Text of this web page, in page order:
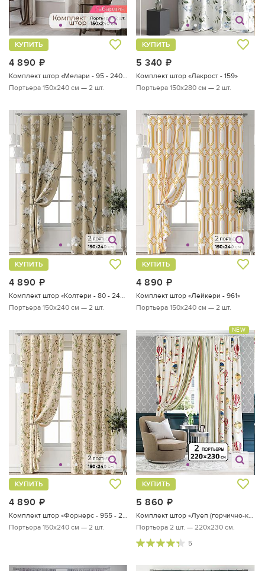
4 890
КУПИТЬ
Портьера 150х240 см — 2 шт.
5 340
КУПИТЬ
Комплект штор «Лакрост - 159»
Портьера 150х280 см — 2 шт.
4 890
КУПИТЬ
Комплект штор «Колтери - 80 - 240 см»
Портьера 150х240 см — 2 шт.
4 890
КУПИТЬ
Комплект штор «Лейкери - 961»
Портьера 150х240 см — 2 шт.
4 890
КУПИТЬ
Комплект штор «Форнерс - 955 - 240 см»
Портьера 150х240 см — 2 шт.
NEW
5 860
КУПИТЬ
Комплект штор «Луеп (горчично-красный) - 230 см»
Портьера 2 шт. — 220х230 см.
5